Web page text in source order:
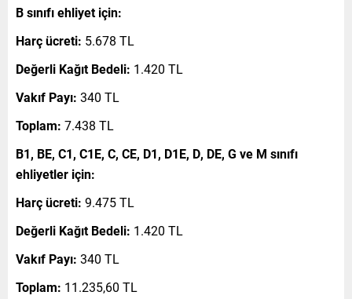
B sınıfı ehliyet için:
Harç ücreti: 5.678 TL
Değerli Kağıt Bedeli: 1.420 TL
Vakıf Payı: 340 TL
Toplam: 7.438 TL
B1, BE, C1, C1E, C, CE, D1, D1E, D, DE, G ve M sınıfı
ehliyetler için:
Harç ücreti: 9.475 TL
Değerli Kağıt Bedeli: 1.420 TL
Vakıf Payı: 340 TL
Toplam: 11.235,60 TL